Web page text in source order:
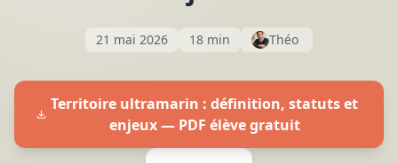
21 mai 2026 18 min Théo
Territoire ultramarin : définition, statuts et
enjeux — PDF élève gratuit